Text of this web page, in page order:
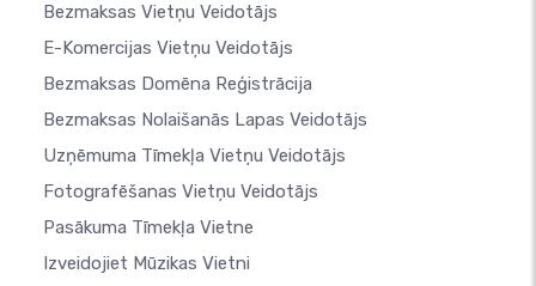
Bezmaksas Vietņu Veidotājs
E-Komercijas Vietņu Veidotājs
Bezmaksas Domēna Reģistrācija
Bezmaksas Nolaišanās Lapas Veidotājs
Uzņēmuma Tīmekļa Vietņu Veidotājs
Fotografēšanas Vietņu Veidotājs
Pasākuma Tīmekļa Vietne
Izveidojiet Mūzikas Vietni